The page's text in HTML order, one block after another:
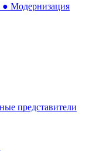
● Модернизация
представители